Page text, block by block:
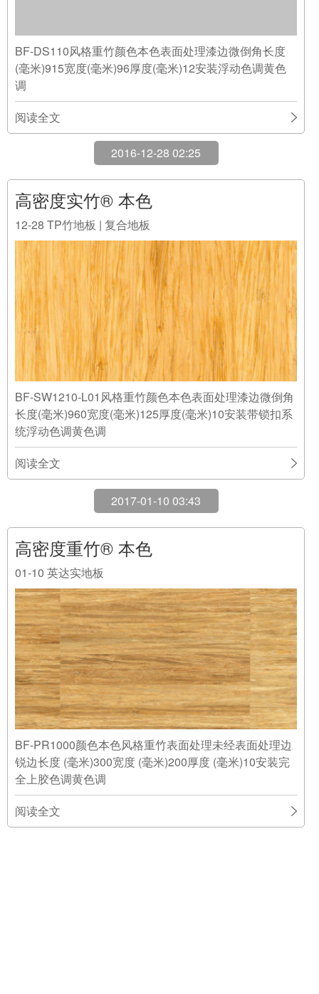
BF-SW1210-L01风格重竹颜色本色表面处理漆边微倒角
长度(毫米)960宽度(毫米)125厚度(毫米)10安装带锁扣系
统浮动色调黄色调
阅读全文
2017-01-10 03:43
高密度重竹® 本色
01-10 英达实地板
BF-PR1000颜色本色风格重竹表面处理未经表面处理边
锐边长度 (毫米)300宽度 (毫米)200厚度 (毫米)10安装完
全上胶色调黄色调
阅读全文
Copyright © 2019MOSO摩索（中国）竹材版权所有
备案号：沪ICP备16050215号-1
技术支持：万美云计算